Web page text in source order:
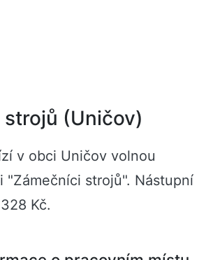
(Uničov)
v obci Uničov volnou
"Zámečníci strojů". Nástupní
Kč.